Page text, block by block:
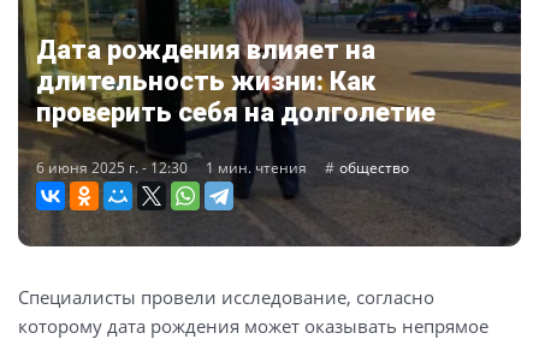
Дата рождения влияет на
длительность жизни: Как
проверить себя на долголетие
6 июня 2025 г. - 12:30 1 мин. чтения общество
Специалисты провели исследование, согласно
которому дата рождения может оказывать непрямое